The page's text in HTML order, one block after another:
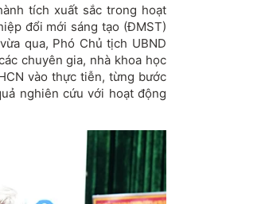
tích xuất sắc trong hoạt
đổi mới sáng tạo (ĐMST)
qua, Phó Chủ tịch UBND
chuyên gia, nhà khoa học
vào thực tiễn, từng bước
nghiên cứu với hoạt động